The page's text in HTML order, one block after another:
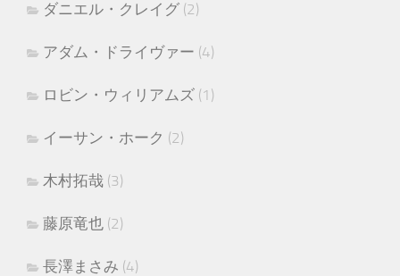
ダニエル・クレイグ (2)
アダム・ドライヴァー (4)
ロビン・ウィリアムズ (1)
イーサン・ホーク (2)
木村拓哉 (3)
藤原竜也 (2)
長澤まさみ (4)